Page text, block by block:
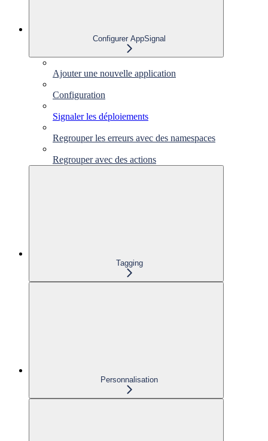
Configurer AppSignal
Ajouter une nouvelle application
Configuration
Signaler les déploiements
Regrouper les erreurs avec des namespaces
Regrouper avec des actions
Tagging
Personnalisation